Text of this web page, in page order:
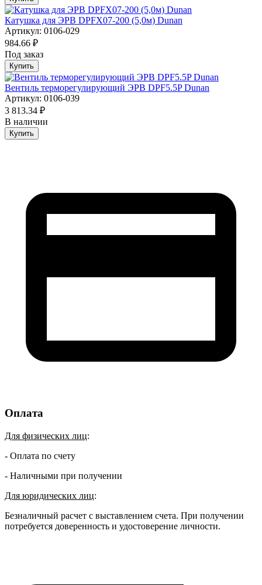
Катушка для ЭРВ DPFX07-200 (5,0м) Dunan
Артикул: 0106-029
984.66 ₽
Под заказ
Купить
Вентиль терморегулирующий ЭРВ DPF5.5P Dunan
Артикул: 0106-039
3 813.34 ₽
В наличии
Купить
Оплата
Для физических лиц:
- Оплата по счету
- Наличными при получении
Для юридических лиц:
Безналичный расчет с выставлением счета. При получении
потребуется доверенность и удостоверение личности.